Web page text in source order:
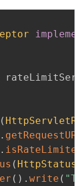
(
. getRequestURI
. isRateLimited
( HttpStatus
( ) . write (